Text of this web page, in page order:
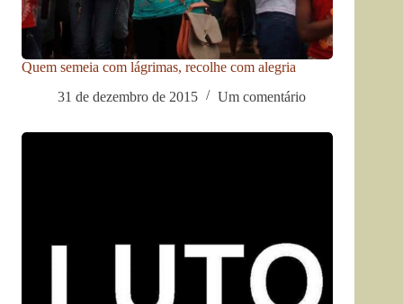
Quem semeia com lágrimas, recolhe com alegria
31 de dezembro de 2015
Um comentário